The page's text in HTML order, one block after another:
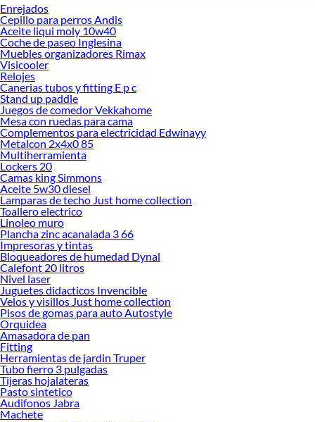
Enrejados
Cepillo para perros Andis
Aceite liqui moly 10w40
Coche de paseo Inglesina
Muebles organizadores Rimax
Visicooler
Relojes
Canerias tubos y fitting E p c
Stand up paddle
Juegos de comedor Vekkahome
Mesa con ruedas para cama
Complementos para electricidad Edwinayy
Metalcon 2x4x0 85
Multiherramienta
Lockers 20
Camas king Simmons
Aceite 5w30 diesel
Lamparas de techo Just home collection
Toallero electrico
Linoleo muro
Plancha zinc acanalada 3 66
Impresoras y tintas
Bloqueadores de humedad Dynal
Calefont 20 litros
Nivel laser
Juguetes didacticos Invencible
Velos y visillos Just home collection
Pisos de gomas para auto Autostyle
Orquidea
Amasadora de pan
Fitting
Herramientas de jardin Truper
Tubo fierro 3 pulgadas
Tijeras hojalateras
Pasto sintetico
Audifonos Jabra
Machete